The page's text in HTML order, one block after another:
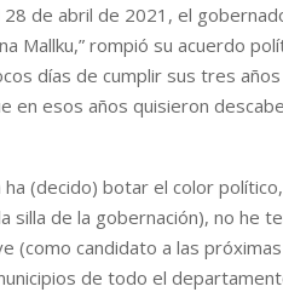
28 de abril de 2021, el
Mallku,” rompió su acuerdo
días de cumplir sus tres
en esos años quisieron
(decido) botar el color
silla de la gobernación), no he
(como candidato a las
de todo el